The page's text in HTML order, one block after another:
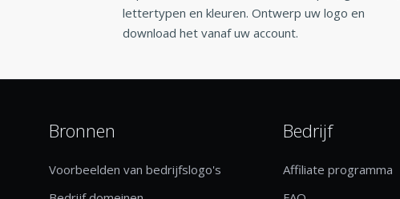
lettertypen en kleuren. Ontwerp uw logo en
download het vanaf uw account.
Bronnen
Voorbeelden van bedrijfslogo's
Bedrijf
Affiliate programma